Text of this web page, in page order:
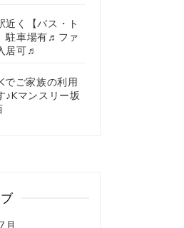
近く【バス・ト
駐車場有♬ファ
居可♬
でご家族の利用
♪Kマンスリー坂